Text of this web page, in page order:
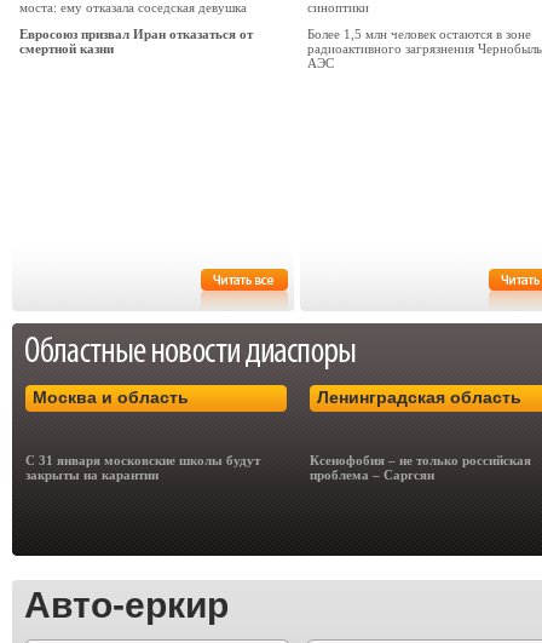
моста: ему отказала соседская девушка
Евросоюз призвал Иран отказаться от
смертной казни
синоптики
Более 1,5 млн человек остаются в зоне
радиоактивного загрязнения
АЭС
Москва и область
С 31 января московские школы будут
закрыты на карантин
Ленинградская область
Ксенофобия – не только российская
проблема – Саргсян
Авто-еркир